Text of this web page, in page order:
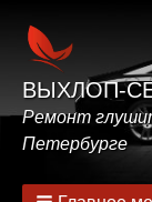
ВЫХЛОП-
Ремонт
Петербурге